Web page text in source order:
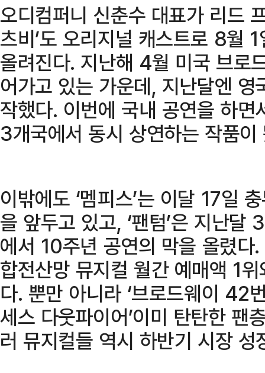
오디컴퍼니 신춘수 대표가 리드
츠비’도 오리지널 캐스트로 8월
올려진다. 지난해 4월 미국 브로
어가고 있는 가운데, 지난달엔
작했다. 이번에 국내 공연을 하
3개국에서 동시 상연하는 작품이
이밖에도 ‘멤피스’는 이달 17일
을 앞두고 있고, ‘팬텀’은 지난달
에서 10주년 공연의 막을 올렸다
합전산망 뮤지컬 월간 예매액 1
다. 뿐만 아니라 ‘브로드웨이 42번
세스 다웃파이어’이미 탄탄한 팬
러 뮤지컬들 역시 하반기 시장